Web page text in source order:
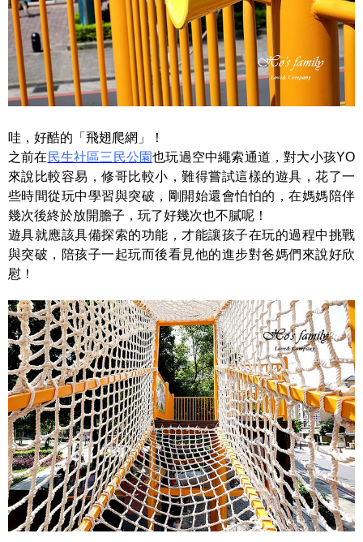
哇，好酷的「飛翅爬網」！
之前在 民生社區三民公園也玩過空中繩索通道，對大小孩YO
來說比較容易，修哥比較小，難得嘗試這樣的遊具，花了一
些時間從玩中學習與突破，剛開始還會怕怕的，在媽媽陪伴
幾次後終於放開膽子，玩了好幾次也不膩呢！
遊具就應該具備探索的功能，才能讓孩子在玩的過程中挑戰
與突破，陪孩子一起玩而後看見他的進步對爸媽們來說好欣
慰！